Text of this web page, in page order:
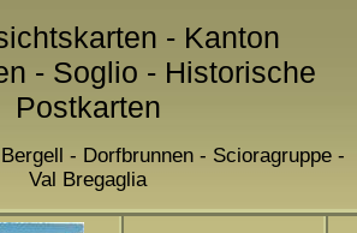
- Kanton
- Soglio - Historische
Postkarten
- Dorfbrunnen - Scioragruppe -
Val Bregaglia